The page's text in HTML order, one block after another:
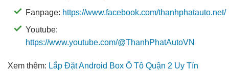
Fanpage: https://www.facebook.com/thanhphatauto.net/
Youtube:
https://www.youtube.com/@ThanhPhatAutoVN
Xem thêm: Lắp Đặt Android Box Ô Tô Quận 2 Uy Tín